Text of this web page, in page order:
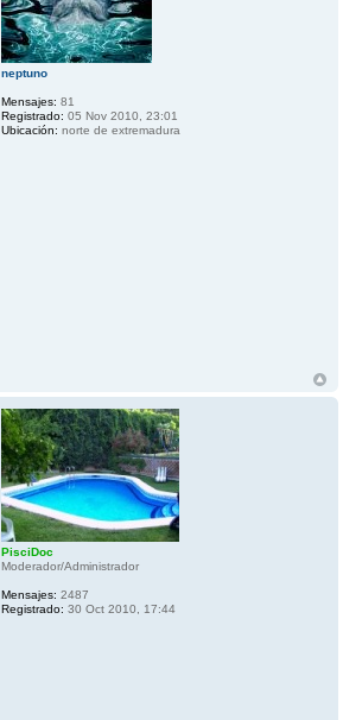
neptuno
Mensajes: 81
Registrado: 05 Nov 2010, 23:01
Ubicación: norte de extremadura
PisciDoc
Moderador/Administrador
Mensajes: 2487
Registrado: 30 Oct 2010, 17:44